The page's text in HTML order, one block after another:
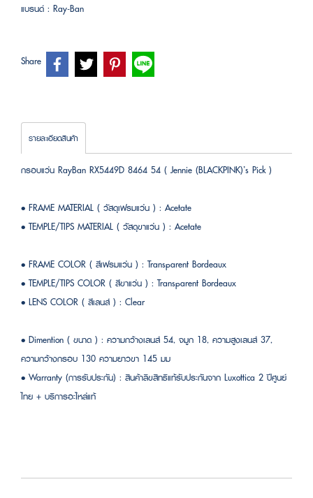
แบรนด์ : Ray-Ban
Share
รายละเอียดสินค้า
กรอบแว่น RayBan RX5449D 8464 54 ( Jennie (BLACKPINK)’s Pick )
• FRAME MATERIAL ( วัสดุเฟรมแว่น ) : Acetate
• TEMPLE/TIPS MATERIAL ( วัสดุขาแว่น ) : Acetate
• FRAME COLOR ( สีเฟรมแว่น ) : Transparent Bordeaux
• TEMPLE/TIPS COLOR ( สีขาแว่น ) : Transparent Bordeaux
• LENS COLOR ( สีเลนส์ ) : Clear
• Dimention ( ขนาด ) : ความกว้างเลนส์ 54, จมูก 18, ความสูงเลนส์ 37,
ความกว้างกรอบ 130 ความยาวขา 145 มม
• Warranty (การรับประกัน) : สินค้าลิขสิทธิแท้รับประกันจาก Luxottica 2 ปีศูนย์
ไทย + บริการอะไหล่แท้